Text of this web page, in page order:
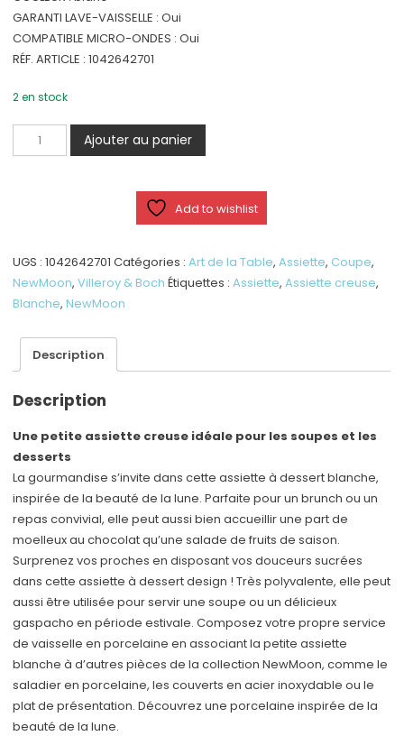
GARANTI LAVE-VAISSELLE : Oui
COMPATIBLE MICRO-ONDES : Oui
RÉF. ARTICLE : 1042642701
2 en stock
quantité
de
creuse,
blanche
Ajouter au panier
Add to wishlist
UGS :1042642701 Catégories :Art de la Table,Assiette, Coupe,
NewMoon,Villeroy & Boch Étiquettes :Assiette,Assiette creuse,
Blanche,NewMoon
Description
Description
Une petite assiette creuse idéale pour les soupes et les
desserts
La gourmandise s’invite dans cette assiette à dessert blanche,
inspirée de la beauté de la lune. Parfaite pour un brunch ou un
repas convivial, elle peut aussi bien accueillir une part de
moelleux au chocolat qu’une salade de fruits de saison.
Surprenez vos proches en disposant vos douceurs sucrées
dans cette assiette à dessert design ! Très polyvalente, elle peut
aussi être utilisée pour servir une soupe ou un délicieux
gaspacho en période estivale. Composez votre propre service
de vaisselle en porcelaine en associant la petite assiette
blanche à d’autres pièces de la collection NewMoon, comme le
saladier en porcelaine, les couverts en acier inoxydable ou le
plat de présentation. Découvrez une porcelaine inspirée de la
beauté de la lune.